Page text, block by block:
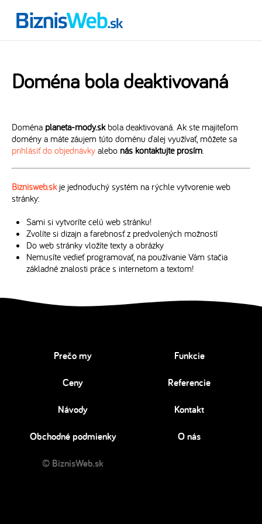
Doména bola deaktivovaná
Doména planeta-mody.skbola deaktivovaná. Ak ste majiteľom
domény a máte záujem túto doménu ďalej využívať, môžete sa
prihlásiť do objednávky alebo nás kontaktujte prosím.
Biznisweb.skje jednoduchý systém na rýchle vytvorenie web
stránky:
Sami si vytvoríte celú web stránku!
Zvolíte si dizajn a farebnosť z predvolených možností
Do web stránky vložíte texty a obrázky
Nemusíte vedieť programovať, na používanie Vám stačia
základné znalosti práce s internetom a textom!
Prečo my Funkcie
Ceny Referencie
Návody Kontakt
Obchodné podmienky O nás
© BiznisWeb.sk